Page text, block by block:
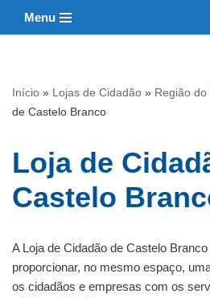
conteúdo
Menu
Início » Lojas de Cidadão » Região do
de Castelo Branco
Loja de
Castelo
A Loja de Cidadão de Castelo
proporcionar, no mesmo espaço,
os cidadãos e empresas com os